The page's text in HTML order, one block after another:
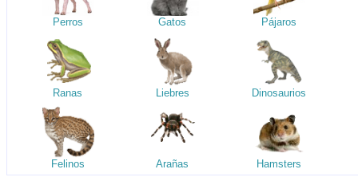
Perros Gatos Pájaros
Ranas Liebres Dinosaurios
Felinos Arañas Hamsters